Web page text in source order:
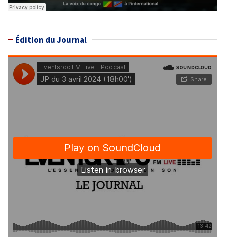
Édition du Journal